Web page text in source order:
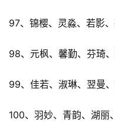
97、锦樱、灵淼、若影
98、元枫、馨勤、芬琦
99、佳若、淑琳、翌曼
100、羽妙、青韵、湖丽